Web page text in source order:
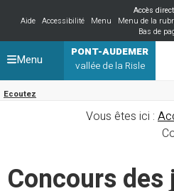
Accès
Aide
Accessibilité Menu Menu de la
Bas de
PONT-AUDEMER
vallée de la Risle
Ecoutez
Menu
Vous êtes ici :
Concours